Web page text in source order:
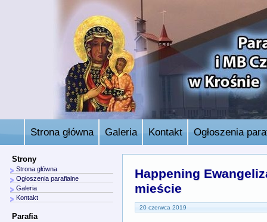
Strona główna Galeria Kontakt Ogłoszenia
Happening
mieście
20 czerwca 2019
Strony
Strona główna
Ogłoszenia parafialne
Galeria
Kontakt
Parafia